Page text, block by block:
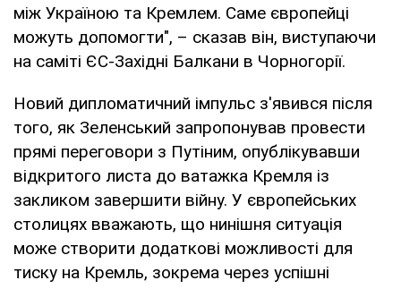
між Україною та Кремлем. Саме європейці
можуть допомогти", – сказав він, виступаючи
на саміті ЄС-Західні Балкани в Чорногорії.
Новий дипломатичний імпульс з'явився після
того, як Зеленський запропонував провести
прямі переговори з Путіним, опублікувавши
відкритого листа до ватажка Кремля із
закликом завершити війну. У європейських
столицях вважають, що нинішня ситуація
може створити додаткові можливості для
тиску на Кремль, зокрема через успішні